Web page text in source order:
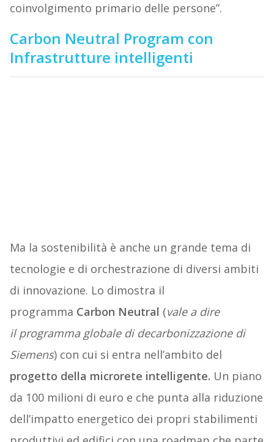
coinvolgimento primario delle persone”.
Carbon Neutral Program con
Infrastrutture intelligenti
Ma la sostenibilità è anche un grande tema di
tecnologie e di orchestrazione di diversi ambiti
di innovazione. Lo dimostra il
programma Carbon Neutral (vale a dire
il programma globale di decarbonizzazione di
Siemens) con cui si entra nell’ambito del
progetto della microrete intelligente. Un piano
da 100 milioni di euro e che punta alla riduzione
dell’impatto energetico dei propri stabilimenti